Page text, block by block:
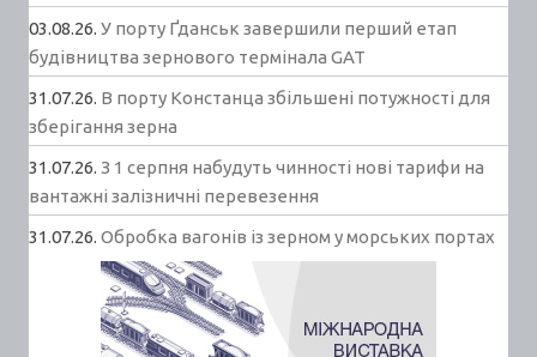
03.08.26. У порту Ґданськ завершили перший етап
будівництва зернового термінала GAT
31.07.26. В порту Констанца збільшені потужності для
зберігання зерна
31.07.26. З 1 серпня набудуть чинності нові тарифи на
вантажні залізничні перевезення
31.07.26. Обробка вагонів із зерном у морських портах